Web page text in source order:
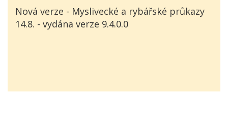
Nová verze - Myslivecké a rybářské průkazy
14.8. - vydána verze 9.4.0.0